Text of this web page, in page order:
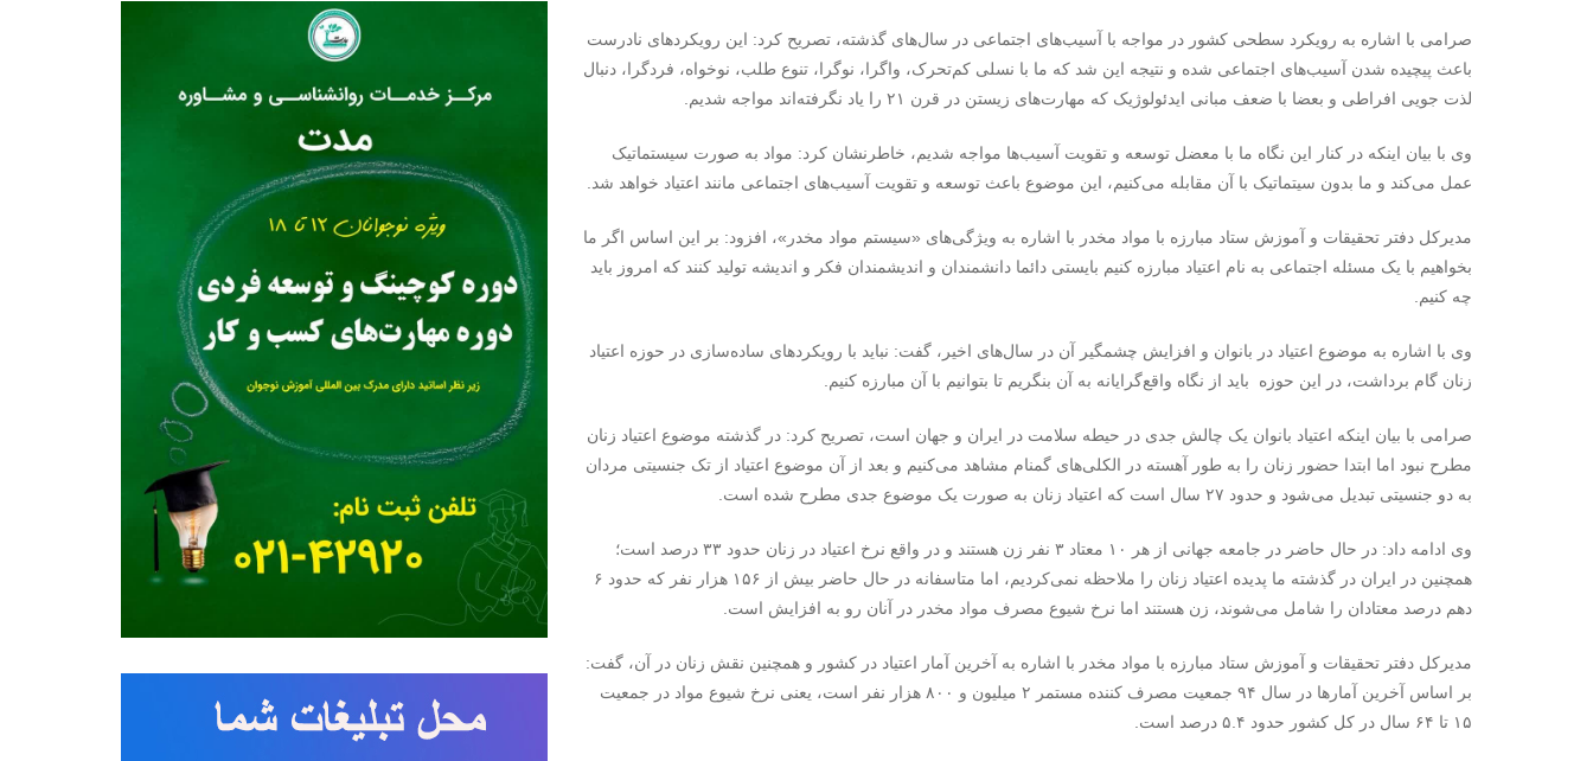
صرامی با اشاره به رویکرد سطحی کشور در مواجه با آسیب‌های اجتماعی در سال‌های گذشته، تصریح کرد: این رویکردهای نادرست
باعث پیچیده شدن آسیب‌های اجتماعی شده و نتیجه این شد که ما با نسلی کم‌تحرک، واگرا، نوگرا، تنوع طلب، نوخواه، فردگرا، دنبال
لذت جویی افراطی و بعضا با ضعف مبانی ایدئولوژیک که مهارت‌های زیستن در قرن ۲۱ را یاد نگرفته‌اند مواجه شدیم.
وی با بیان اینکه در کنار این نگاه ما با معضل توسعه و تقویت آسیب‌ها مواجه شدیم، خاطرنشان کرد: مواد به صورت سیستماتیک
عمل می‌کند و ما بدون سیتماتیک با آن مقابله می‌کنیم، این موضوع باعث توسعه و تقویت آسیب‌های اجتماعی مانند اعتیاد خواهد شد.
مدیرکل دفتر تحقیقات و آموزش ستاد مبارزه با مواد مخدر با اشاره به ویژگی‌های «سیستم مواد مخدر»، افزود: بر این اساس اگر ما
بخواهیم با یک مسئله اجتماعی به نام اعتیاد مبارزه کنیم بایستی دائما دانشمندان و اندیشمندان فکر و اندیشه تولید کنند که امروز باید
چه کنیم.
وی با اشاره به موضوع اعتیاد در بانوان و افزایش چشمگیر آن در سال‌های اخیر، گفت: نباید با رویکردهای ساده‌سازی در حوزه اعتیاد
زنان گام برداشت، در این حوزه باید از نگاه واقع‌گرایانه به آن بنگریم تا بتوانیم با آن مبارزه کنیم.
صرامی با بیان اینکه اعتیاد بانوان یک چالش جدی در حیطه سلامت در ایران و جهان است، تصریح کرد: در گذشته موضوع اعتیاد زنان
مطرح نبود اما ابتدا حضور زنان را به طور آهسته در الکلی‌های گمنام مشاهد می‌کنیم و بعد از آن موضوع اعتیاد از تک جنسیتی مردان
به دو جنسیتی تبدیل می‌شود و حدود ۲۷ سال است که اعتیاد زنان به صورت یک موضوع جدی مطرح شده است.
وی ادامه داد: در حال حاضر در جامعه جهانی از هر ۱۰ معتاد ۳ نفر زن هستند و در واقع نرخ اعتیاد در زنان حدود ۳۳ درصد است؛
همچنین در ایران در گذشته ما پدیده اعتیاد زنان را ملاحظه نمی‌کردیم، اما متاسفانه در حال حاضر بیش از ۱۵۶ هزار نفر که حدود ۶
دهم درصد معتادان را شامل می‌شوند، زن هستند اما نرخ شیوع مصرف مواد مخدر در آنان رو به افزایش است.
مدیرکل دفتر تحقیقات و آموزش ستاد مبارزه با مواد مخدر با اشاره به آخرین آمار اعتیاد در کشور و همچنین نقش زنان در آن، گفت:
بر اساس آخرین آمارها در سال ۹۴ جمعیت مصرف کننده مستمر ۲ میلیون و ۸۰۰ هزار نفر است، یعنی نرخ شیوع مواد در جمعیت
۱۵ تا ۶۴ سال در کل کشور حدود ۵.۴ درصد است.